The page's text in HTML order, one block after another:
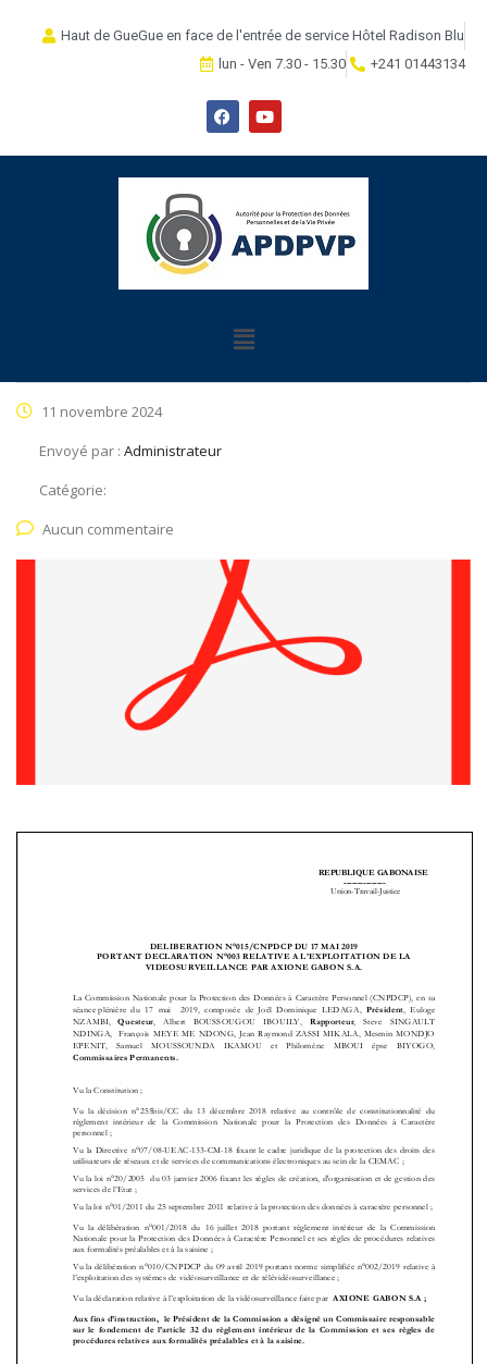
Haut de GueGue en face de l'entrée de service Hôtel Radison Blu
lun - Ven 7.30 - 15.30
+241 01443134
11 novembre 2024
Envoyé par : Administrateur
Catégorie:
Aucun commentaire